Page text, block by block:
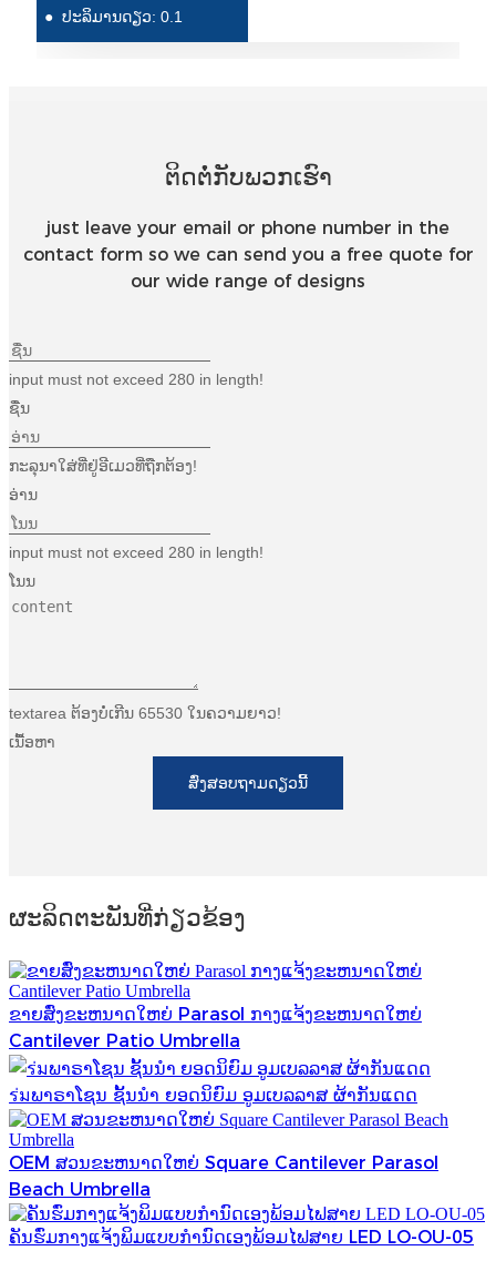
יידיש
ಕನ್ನಡ
ગુજરાતી
Sundanese
Türkçe
فارسی
հայերեն
Azərbaycan
Kurmancî
● ປະລິມານດຽວ: 0.1
ຕິດຕໍ່ກັບພວກເຮົາ
just leave your email or phone number in the
contact form so we can send you a free quote for
our wide range of designs
input must not exceed 280 in length!
ຊື່ນ
ກະລຸນາໃສ່ທີ່ຢູ່ອີເມວທີ່ຖືກຕ້ອງ!
ອ່ານ
input must not exceed 280 in length!
ໂນນ
textarea ຕ້ອງບໍ່ເກີນ 65530 ໃນຄວາມຍາວ!
ເນື້ອຫາ
ສົ່ງສອບຖາມດຽວນີ້
ຜະ​ລິດ​ຕະ​ພັນ​ທີ່​ກ່ຽວ​ຂ້ອງ
ຂາຍສົ່ງຂະຫນາດໃຫຍ່ Parasol ກາງແຈ້ງຂະຫນາດໃຫຍ່
Cantilever Patio Umbrella
ร่มພາຣາໂຊນ ຊັ້ນນໍາ ຍອດນິຍົມ ອູມເບລລາສ ຜ້າກັນແດດ
OEM ສວນຂະຫນາດໃຫຍ່ Square Cantilever Parasol
Beach Umbrella
ຄັນຮົ່ມກາງແຈ້ງພິມແບບກຳນົດເອງພ້ອມໄຟສາຍ LED LO-OU-05